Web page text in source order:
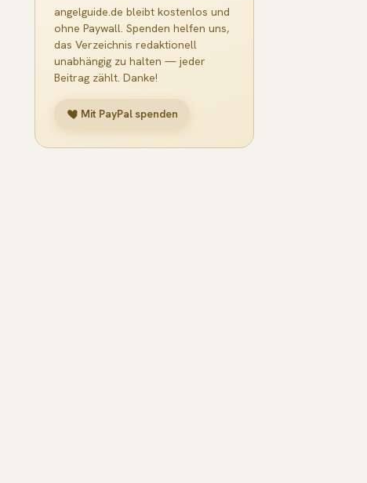
angelguide.de bleibt kostenlos und
ohne Paywall. Spenden helfen uns,
das Verzeichnis redaktionell
unabhängig zu halten — jeder
Beitrag zählt. Danke!
Mit PayPal spenden